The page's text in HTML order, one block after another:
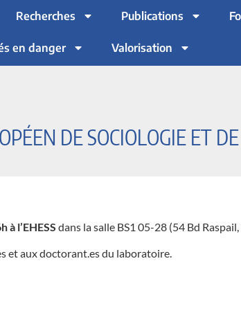
Recherches Publications
en danger Valorisation
DE SOCIOLOGIE ET
à l’EHESS dans la salle BS1 05-28 (54 Bd
et aux doctorant.es du laboratoire.